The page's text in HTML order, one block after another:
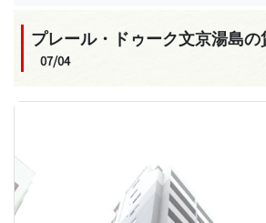
プレール・ドゥーク文京湯島の
07/04